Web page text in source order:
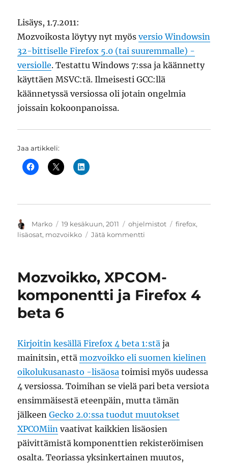
Lisäys, 1.7.2011:
Mozvoikosta löytyy nyt myösversio Windowsin
32-bittiselle Firefox 5.0 (tai suuremmalle) -
versiolle. Testattu Windows 7:ssa ja käännetty
käyttäen MSVC:tä. Ilmeisesti GCC:llä
käännetyssä versiossa oli jotain ongelmia
joissain kokoonpanoissa.
Jaa artikkeli:
Kirjoittaja
Marko Julkaistu
19 kesäkuun, 2011 Kategoriat
ohjelmistot Avainsanat
firefox,
lisäosat, mozvoikko Jätä kommentti
X
-
versio
Mozvoikko, XPCOM-
komponentti ja Firefox 4
beta 6
Kirjoitin kesällä Firefox 4 beta 1:stä ja
mainitsin, ettämozvoikko eli suomen kielinen
oikolukusanasto -lisäosa toimisi myös uudessa
4 versiossa. Toimihan se vielä pari beta versiota
ensimmäisestä eteenpäin, mutta tämän
jälkeenGecko 2.0:ssa tuodut muutokset
XPCOMiin vaativat kaikkien lisäosien
päivittämistä komponenttien rekisteröimisen
osalta. Teoriassa yksinkertainen muutos,